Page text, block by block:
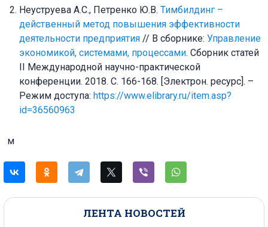
ЛЕНТА НОВОСТЕЙ
Неуструева А.С., Петренко Ю.В. Тимбилдинг –
действенный метод повышения эффективности
деятельности предприятия // В сборнике: Управление
экономикой, системами, процессами. Сборник статей
II Международной научно-практической
конференции. 2018. С. 166-168. [Электрон. ресурс]. –
Режим доступа: https://www.elibrary.ru/item.asp?
id=36560963
м